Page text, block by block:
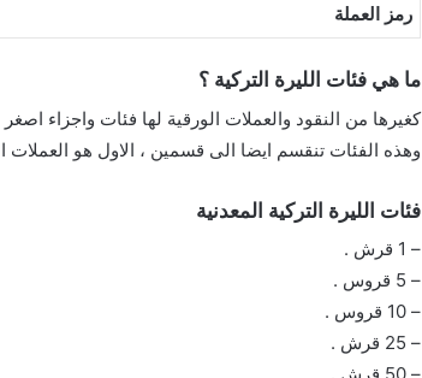
رمز العملة
ما هي فئات الليرة التركية ؟
كغيرها من النقود والعملات الورقية لها فئات واجزاء
وهذه الفئات تنقسم ايضا الى قسمين ، الاول هو العملات
فئات الليرة التركية المعدنية
– 1 قرش .
– 5 قروس .
– 10 قروس .
– 25 قرش .